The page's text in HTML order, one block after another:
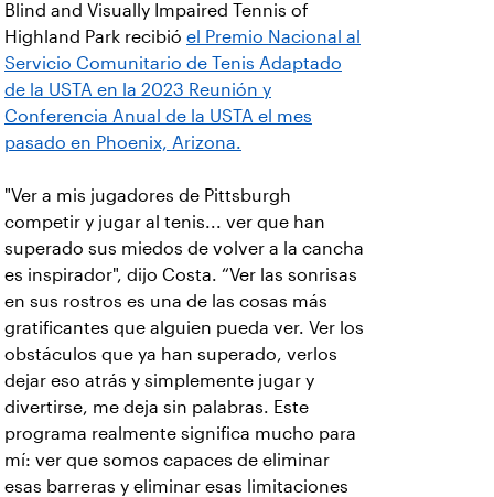
Blind and Visually Impaired Tennis of
Highland Park recibió el Premio Nacional al
Servicio Comunitario de Tenis Adaptado
de la USTA en la 2023 Reunión y
Conferencia Anual de la USTA el mes
pasado en Phoenix, Arizona.
"Ver a mis jugadores de Pittsburgh
competir y jugar al tenis... ver que han
superado sus miedos de volver a la cancha
es inspirador", dijo Costa. “Ver las sonrisas
en sus rostros es una de las cosas más
gratificantes que alguien pueda ver. Ver los
obstáculos que ya han superado, verlos
dejar eso atrás y simplemente jugar y
divertirse, me deja sin palabras. Este
programa realmente significa mucho para
mí: ver que somos capaces de eliminar
esas barreras y eliminar esas limitaciones